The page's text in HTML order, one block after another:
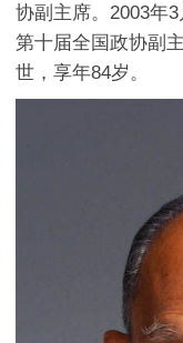
协副主席。2003年
第十届全国政协副
世，享年84岁。